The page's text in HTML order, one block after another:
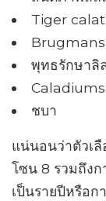
Tiger
พุทธรักษาลิ
Caladiums
ชบา
แน่นอนว่าตัวเ
โซน 8 รวมถึง
เป็นรายปีหรือ